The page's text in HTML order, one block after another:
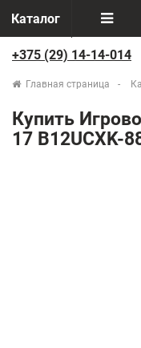
Каталог
Отзывы
Производители
+375(29) 888-44-44
+375 (29) 14-14-014
Главная страница
Купить
17 B12UCXK-